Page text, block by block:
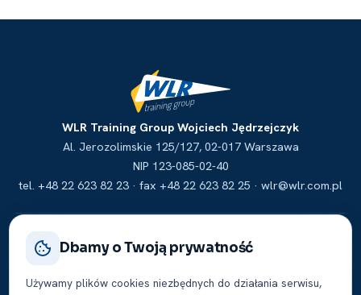
WLR Training Group Wojciech Jędrzejczyk
Al. Jerozolimskie 125/127, 02-017 Warszawa
NIP 123-085-02-40
tel. +48 22 623 82 23 · fax +48 22 623 82 25 · wlr@wlr.com.pl
zastrzeżone.
Cookies·Ustawienia cookies
Dbamy o Twoją prywatność
Używamy plików cookies niezbędnych do działania serwisu,